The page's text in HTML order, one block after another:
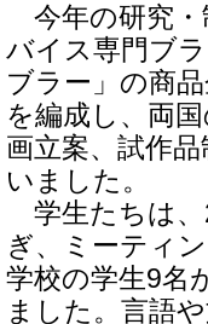
今年の研究・
バイス専門ブ
ブラー」の商
を編成し、両
画立案、試作
いました。
学生たちは、
ぎ、ミーティ
学校の学生9名
ました。言語